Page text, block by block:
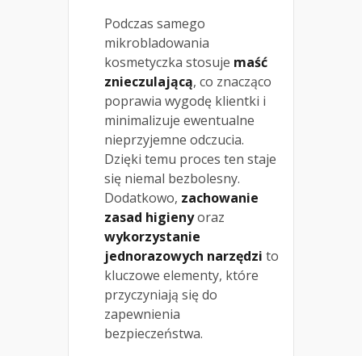
Podczas samego
mikrobladowania
kosmetyczka stosuje maść
znieczulającą, co znacząco
poprawia wygodę klientki i
minimalizuje ewentualne
nieprzyjemne odczucia.
Dzięki temu proces ten staje
się niemal bezbolesny.
Dodatkowo, zachowanie
zasad higienyoraz
wykorzystanie
jednorazowych narzędzi to
kluczowe elementy, które
przyczyniają się do
zapewnienia
bezpieczeństwa.